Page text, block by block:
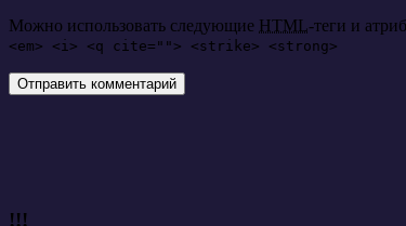
Можно использовать следующие HTML-теги и
<em> <i> <q cite=""> <strike> <strong>
!!!